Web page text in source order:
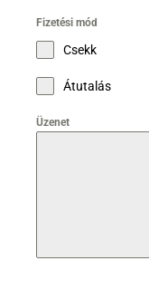
Fizetési mód
Csekk
Átutalás
Üzenet